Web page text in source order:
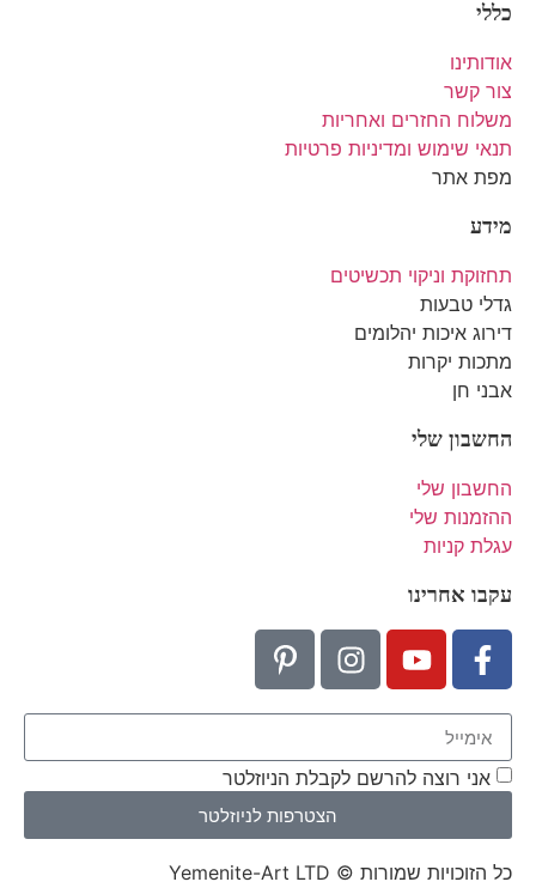
כללי
אודותינו
צור קשר
משלוח החזרים ואחריות
תנאי שימוש ומדיניות פרטיות
מפת אתר
מידע
תחזוקת וניקוי תכשיטים
גדלי טבעות
דירוג איכות יהלומים
מתכות יקרות
אבני חן
החשבון שלי
החשבון שלי
ההזמנות שלי
עגלת קניות
עקבו אחרינו
אני רוצה להרשם לקבלת הניוזלטר
הצטרפות לניוזלטר
כל הזוכויות שמורות © Yemenite-Art LTD